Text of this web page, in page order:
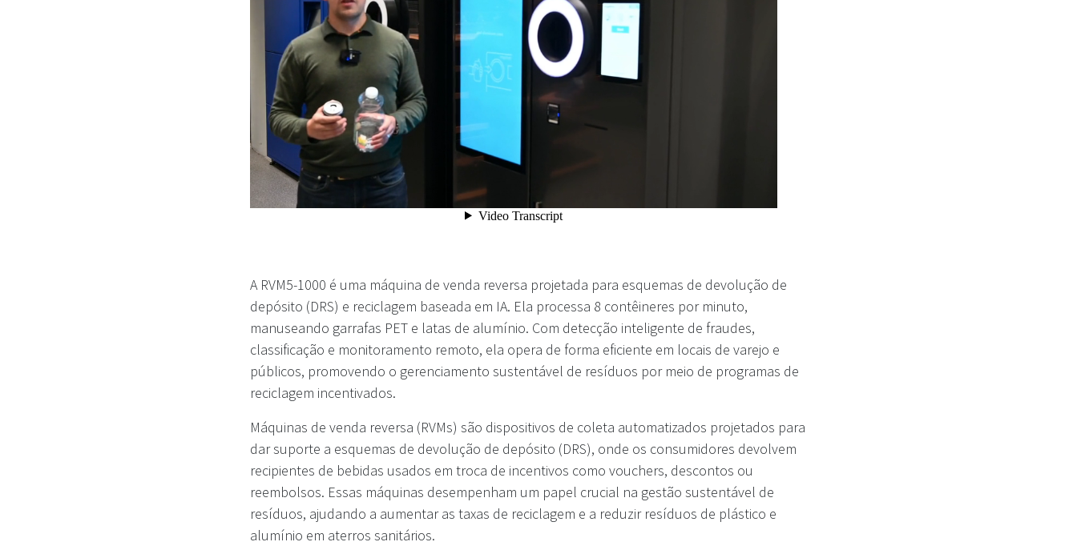
A RVM5-1000 é uma máquina de venda reversa projetada para esquemas de devolução de
depósito (DRS) e reciclagem baseada em IA. Ela processa 8 contêineres por minuto,
manuseando garrafas PET e latas de alumínio. Com detecção inteligente de fraudes,
classificação e monitoramento remoto, ela opera de forma eficiente em locais de varejo e
públicos, promovendo o gerenciamento sustentável de resíduos por meio de programas de
reciclagem incentivados.
Máquinas de venda reversa (RVMs) são dispositivos de coleta automatizados projetados para
dar suporte a esquemas de devolução de depósito (DRS), onde os consumidores devolvem
recipientes de bebidas usados em troca de incentivos como vouchers, descontos ou
reembolsos. Essas máquinas desempenham um papel crucial na gestão sustentável de
resíduos, ajudando a aumentar as taxas de reciclagem e a reduzir resíduos de plástico e
alumínio em aterros sanitários.